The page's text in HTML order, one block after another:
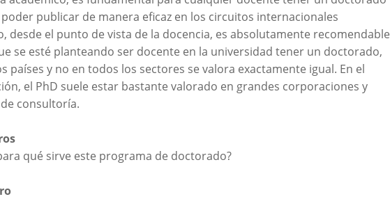
publicar de manera eficaz en los circuitos internacionales
desde el punto de vista de la docencia, es absolutamente recomendable
se esté planteando ser docente en la universidad tener un doctorado,
países y no en todos los sectores se valora exactamente igual. En el
el PhD suele estar bastante valorado en grandes corporaciones y
consultoría.
qué sirve este programa de doctorado?